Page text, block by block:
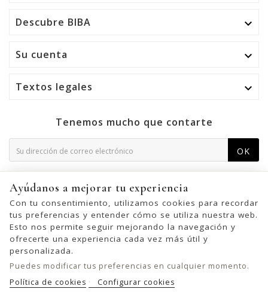
Descubre BIBA 
Su cuenta 
Textos legales 
Tenemos mucho que contarte
OK
consulte nuestra información de contacto en el aviso legal.
Ayúdanos a mejorar tu experiencia
Con tu consentimiento, utilizamos cookies para recordar
tus preferencias y entender cómo se utiliza nuestra web.
Esto nos permite seguir mejorando la navegación y
ofrecerte una experiencia cada vez más útil y
personalizada.
Puedes modificar tus preferencias en cualquier momento.
Política de cookies
Configurar cookies
© 2026 - United Bags Company S.L. - Todos los derechos reservados.
Inscrita en el Registro Mercantil de Barcelona, Tomo 33286, Libro 228637,
Folio 0083, Sección general, Inscripción 1ª